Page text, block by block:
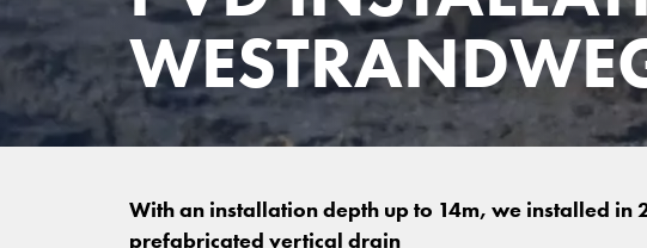
With an installation depth up to 14m, we installed
prefabricated vertical drain